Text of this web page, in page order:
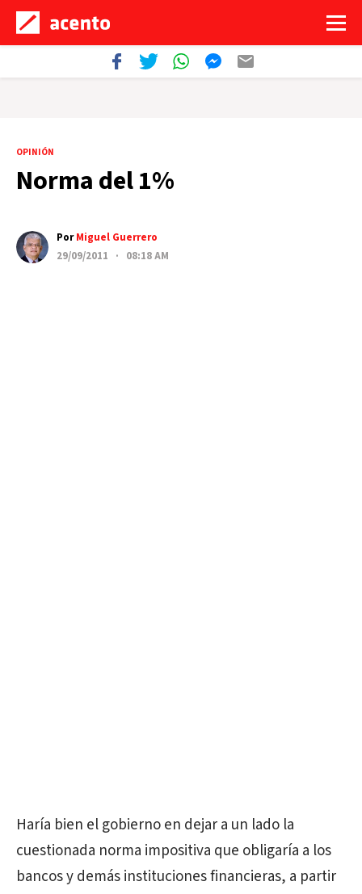
OPINIÓN
Norma del 1%
PorMiguel Guerrero
29/09/2011 · 08:18 AM
Haría bien el gobierno en dejar a un lado la
cuestionada norma impositiva que obligaría a los
bancos y demás instituciones financieras, a partir